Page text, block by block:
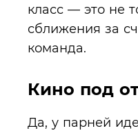
класс — это не
сближения за
команда.
Кино под
Да, у парней